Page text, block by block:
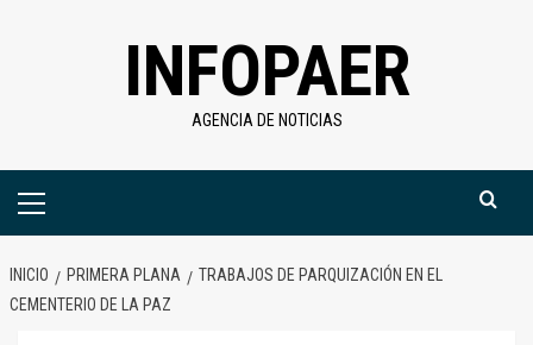
INFOPAER
AGENCIA DE NOTICIAS
Menú
INICIO PRIMERA PLANA
TRABAJOS DE PARQUIZACIÓN EN EL
CEMENTERIO DE LA PAZ